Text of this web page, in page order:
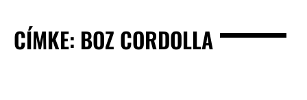
CÍMKE: BOZ CORDOLLA